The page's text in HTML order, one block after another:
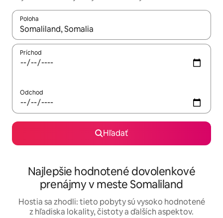
Poloha
Keď budú výsledky k dispozícii, môžete si ich prechádzať
Príchod
Odchod
Hľadať
Najlepšie hodnotené dovolenkové
prenájmy v meste Somaliland
Hostia sa zhodli: tieto pobyty sú vysoko hodnotené
z hľadiska lokality, čistoty a ďalších aspektov.